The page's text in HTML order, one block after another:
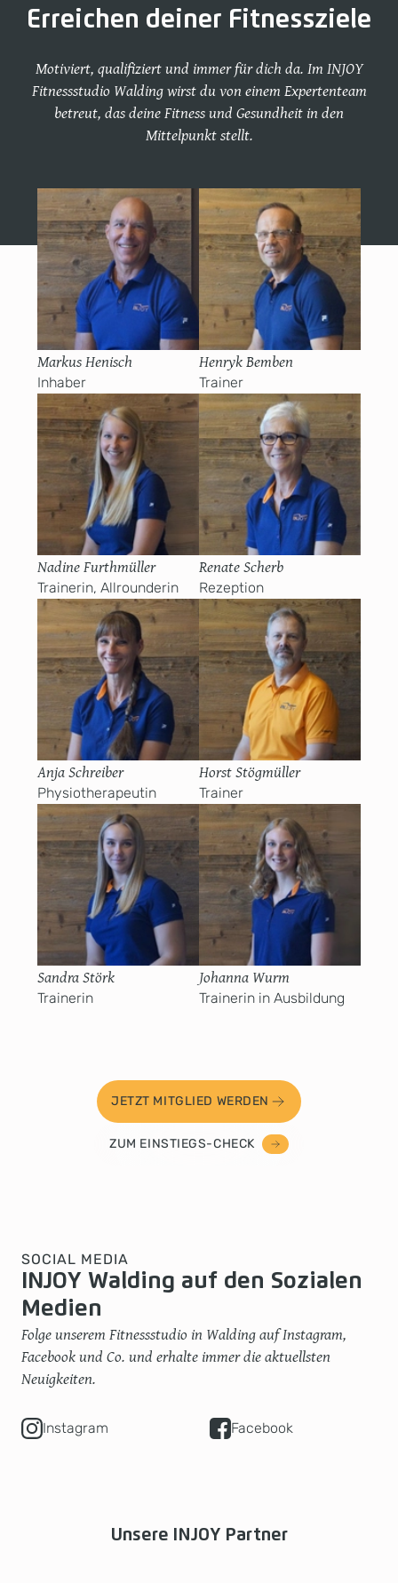
Erreichen deiner Fitnessziele
Motiviert, qualifiziert und immer für dich da. Im INJOY
Fitnessstudio Walding wirst du von einem Expertenteam
betreut, das deine Fitness und Gesundheit in den
Mittelpunkt stellt.
Markus Henisch
Inhaber
Henryk Bemben
Trainer
Nadine Furthmüller
Trainerin, Allrounderin
Renate Scherb
Rezeption
Anja Schreiber
Physiotherapeutin
Horst Stögmüller
Trainer
Sandra Störk
Trainerin
Johanna Wurm
Trainerin in Ausbildung
JETZT MITGLIED WERDEN
ZUM EINSTIEGS-CHECK
SOCIAL MEDIA
INJOY Walding auf den Sozialen
Medien
Folge unserem Fitnessstudio in Walding auf Instagram,
Facebook und Co. und erhalte immer die aktuellsten
Neuigkeiten.
Instagram Facebook
Unsere INJOY Partner